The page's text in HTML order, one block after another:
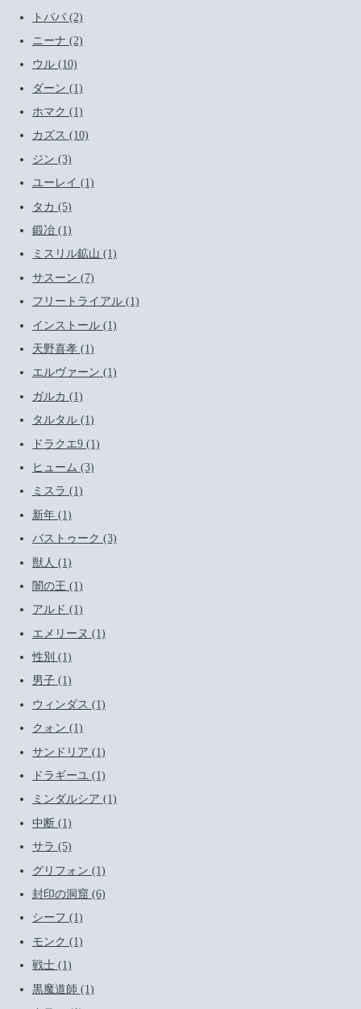
トパパ (2)
ニーナ (2)
ウル (10)
ダーン (1)
ホマク (1)
カズス (10)
ジン (3)
ユーレイ (1)
タカ (5)
鍛冶 (1)
ミスリル鉱山 (1)
サスーン (7)
フリートライアル (1)
インストール (1)
天野喜孝 (1)
エルヴァーン (1)
ガルカ (1)
タルタル (1)
ドラクエ9 (1)
ヒューム (3)
ミスラ (1)
新年 (1)
バストゥーク (3)
獣人 (1)
闇の王 (1)
アルド (1)
エメリーヌ (1)
性別 (1)
男子 (1)
ウィンダス (1)
クォン (1)
サンドリア (1)
ドラギーユ (1)
ミンダルシア (1)
中断 (1)
サラ (5)
グリフォン (1)
封印の洞窟 (6)
シーフ (1)
モンク (1)
戦士 (1)
黒魔道師 (1)